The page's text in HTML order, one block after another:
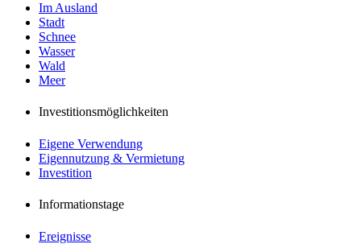
Im Ausland
Stadt
Schnee
Wasser
Wald
Meer
Investitionsmöglichkeiten
Eigene Verwendung
Eigennutzung & Vermietung
Investition
Informationstage
Ereignisse